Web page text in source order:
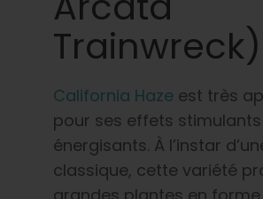
Trainwreck)
California Haze est très
pour ses effets
énergisants. À l’instar
classique, cette variété